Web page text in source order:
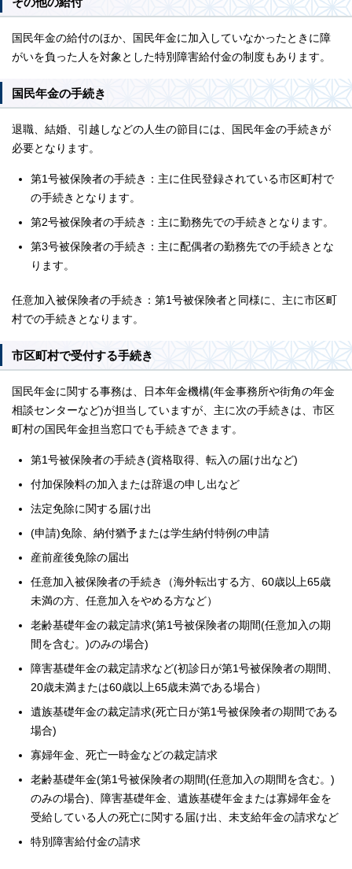
国民年金の給付のほか、国民年金に加入していなかったときに障
がいを負った人を対象とした特別障害給付金の制度もあります。
国民年金の手続き
退職、結婚、引越しなどの人生の節目には、国民年金の手続きが
必要となります。
第1号被保険者の手続き：主に住民登録されている市区町村で
の手続きとなります。
第2号被保険者の手続き：主に勤務先での手続きとなります。
第3号被保険者の手続き：主に配偶者の勤務先での手続きとな
ります。
任意加入被保険者の手続き：第1号被保険者と同様に、主に市区町
村での手続きとなります。
市区町村で受付する手続き
国民年金に関する事務は、日本年金機構(年金事務所や街角の年金
相談センターなど)が担当していますが、主に次の手続きは、市区
町村の国民年金担当窓口でも手続きできます。
第1号被保険者の手続き(資格取得、転入の届け出など)
付加保険料の加入または辞退の申し出など
法定免除に関する届け出
(申請)免除、納付猶予または学生納付特例の申請
産前産後免除の届出
任意加入被保険者の手続き（海外転出する方、60歳以上65歳
未満の方、任意加入をやめる方など）
老齢基礎年金の裁定請求(第1号被保険者の期間(任意加入の期
間を含む。)のみの場合)
障害基礎年金の裁定請求など(初診日が第1号被保険者の期間、
20歳未満または60歳以上65歳未満である場合）
遺族基礎年金の裁定請求(死亡日が第1号被保険者の期間である
場合)
寡婦年金、死亡一時金などの裁定請求
老齢基礎年金(第1号被保険者の期間(任意加入の期間を含む。)
のみの場合)、障害基礎年金、遺族基礎年金または寡婦年金を
受給している人の死亡に関する届け出、未支給年金の請求など
特別障害給付金の請求